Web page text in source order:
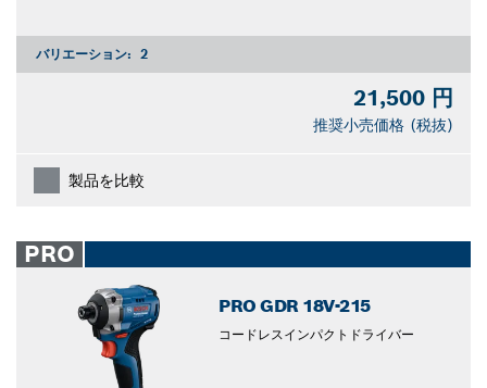
バリエーション: 2
21,500 円
推奨小売価格 (税抜)
製品を比較
PRO
PRO GDR 18V-215
コードレスインパクトドライバー